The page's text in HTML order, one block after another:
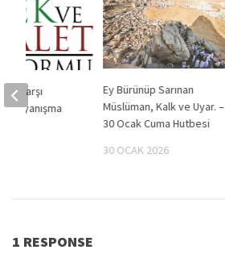
Ey Bürünüp Sarınan
Müslüman, Kalk ve Uyar. –
30 Ocak Cuma Hutbesi
30 OCAK 2026
Karşı
Dayanışma
1 RESPONSE